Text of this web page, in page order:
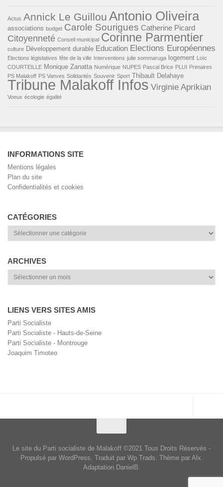
Actus Annick Le Guillou Antonio Oliveira
associations budget Carole Sourigues Catherine Picard
Citoyenneté Conseil municipal Corinne Parmentier
culture Développement durable Education Elections Européennes
Elections législatives fête de la ville Interventions julie sommaruga logement
Loïc
COURTEILLE Monique Zanatta Numérique NUPES Pascal Brice PLUI
Primaires
PS Malakoff PS Vanves Solidarités Souvenir Sport Thibault Delahaye
Tribune Malakoff Infos Virginie Aprikian
Voeux écologie égalité
INFORMATIONS SITE
Mentions légales
Plan du site
Confidentialités et cookies
CATÉGORIES
Catégories
ARCHIVES
Archives
LIENS VERS SITES AMIS
Parti Socialiste
Parti Socialiste - Hauts-de-Seine
Parti Socialiste - Montrouge
Joaquim Timoteo
Le site du Parti socialiste de Malakoff ©2021 Tous Droits Réservés -
Propulsé par WordPress. Traduit par Wp Trads. Thème par Alx.
Adaptation DanielB.